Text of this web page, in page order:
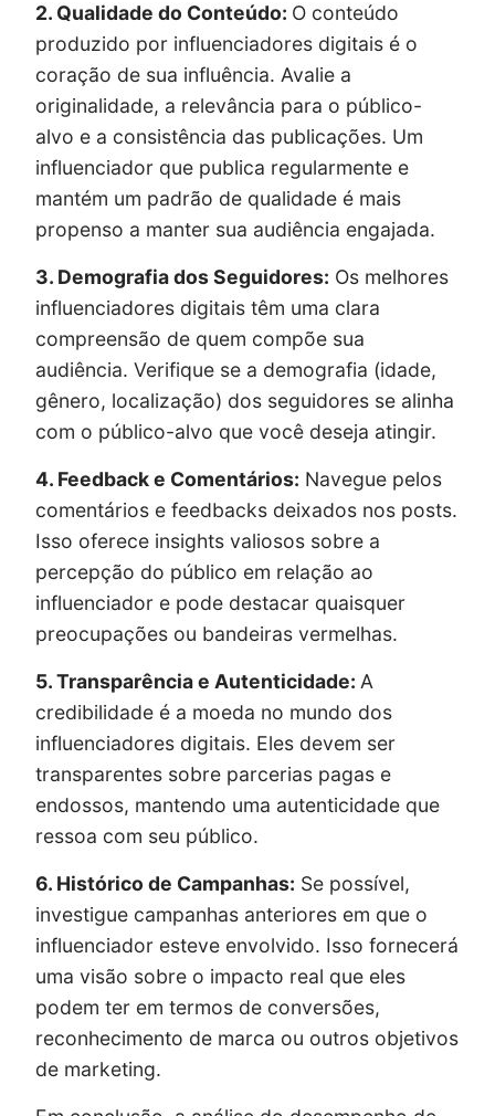
2. Qualidade do Conteúdo: O conteúdo
produzido por influenciadores digitais é o
coração de sua influência. Avalie a
originalidade, a relevância para o público-
alvo e a consistência das publicações. Um
influenciador que publica regularmente e
mantém um padrão de qualidade é mais
propenso a manter sua audiência engajada.
3. Demografia dos Seguidores: Os melhores
influenciadores digitais têm uma clara
compreensão de quem compõe sua
audiência. Verifique se a demografia (idade,
gênero, localização) dos seguidores se alinha
com o público-alvo que você deseja atingir.
4. Feedback e Comentários: Navegue pelos
comentários e feedbacks deixados nos posts.
Isso oferece insights valiosos sobre a
percepção do público em relação ao
influenciador e pode destacar quaisquer
preocupações ou bandeiras vermelhas.
5. Transparência e Autenticidade: A
credibilidade é a moeda no mundo dos
influenciadores digitais. Eles devem ser
transparentes sobre parcerias pagas e
endossos, mantendo uma autenticidade que
ressoa com seu público.
6. Histórico de Campanhas: Se possível,
investigue campanhas anteriores em que o
influenciador esteve envolvido. Isso fornecerá
uma visão sobre o impacto real que eles
podem ter em termos de conversões,
reconhecimento de marca ou outros objetivos
de marketing.